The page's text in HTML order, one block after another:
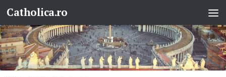
Skip to content
Catholica.ro